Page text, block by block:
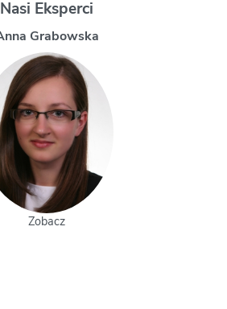
Nasi Eksperci
Magdalena Uchman